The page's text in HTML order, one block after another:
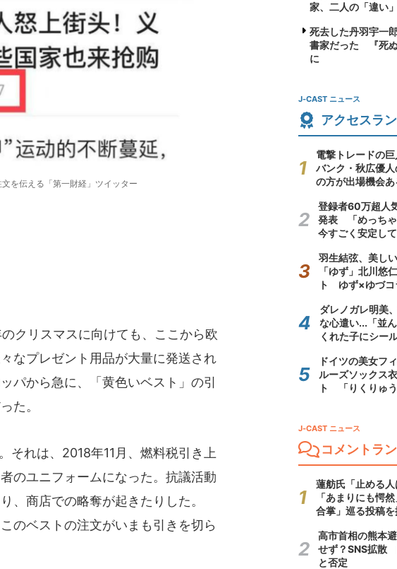
を伝える「第一財経」ツイッター
クリスマスに向けても、ここから欧
なプレゼント用品が大量に発送され
パから急に、「黄色いベスト」の引
た。
それは、2018年11月、燃料税引き上
のユニフォームになった。抗議活動
、商店での略奪が起きたりした。
のベストの注文がいまも引きを切ら
家、二人の「違い
死去した丹羽宇一
書家だった 『死
に
J-CAST ニュース
アクセスラ
電撃トレードの
バンク・秋広優
の方が出場機会
登録者60万超人
発表 「めっちゃ
今すごく安定して
羽生結弦、美し
「ゆず」北川悠
ト ゆず×ゆづコ
ダレノガレ明美
な心遣い...「並
くれた子にシー
ドイツの美女フ
ルーズソックス
ト 「りくりゅ
J-CAST ニュース
コメントラ
蓮舫氏「止める人
「あまりにも愕
合掌」巡る投稿
高市首相の熊本
せず？SNS拡散
と否定